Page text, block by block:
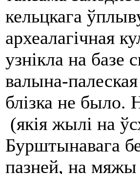
кельцкага
археалагічная
узнікла на базе
валына-
блізка не было.
(якія жылі на
Бурштынавага
пазней, на